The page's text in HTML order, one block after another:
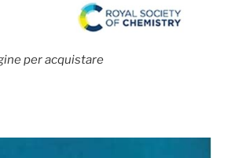
per acquistare